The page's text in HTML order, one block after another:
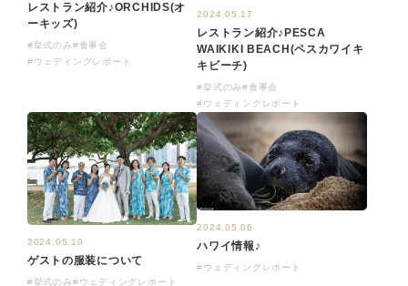
レストラン紹介♪ORCHIDS(オ
ーキッズ)
#挙式のみ#食事会
#ウェディングレポート
2024.05.17
レストラン紹介♪PESCA
WAIKIKI BEACH(ペスカワイキ
キビーチ)
#挙式のみ#食事会
#ウェディングレポート
2024.05.10
ゲストの服装について
#挙式のみ#ウェディングレポート
2024.05.06
ハワイ情報♪
#ウェディングレポート